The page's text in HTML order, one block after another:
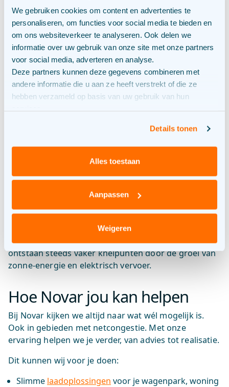
We gebruiken cookies om content en advertenties te
personaliseren, om functies voor social media te bieden en
om ons websiteverkeer te analyseren. Ook delen we
informatie over uw gebruik van onze site met onze partners
voor social media, adverteren en analyse.
Deze partners kunnen deze gegevens combineren met
andere informatie die u aan ze heeft verstrekt of die ze
hebben verzameld op basis van uw gebruik van hun
Details tonen
Alles toestaan
Aanpassen
Weigeren
Het landelijke
actieprogramma netcongestie
Om dit groeiende probleem aan te pakken is het
landelijk actieprogramma netcongestie opgesteld.
Dit is een samenwerking tussen overheid en
netbeheerders. In dit plan staan de belangrijkste
maatregelen:
verdeelstations en dikkere infrastructuur.
Slimme netwerken:Technologie wordt ingezet om
pieken en dalen beter te verdelen.
batterijen of waterstofsystemen om
terugleverpieken te vermijden.
Ook is er een aparte actieagenda netcongestie
laagspanningsnetten voor woonwijken en het mkb
(bron:Netbeheer Nederland). Want ook daar
ontstaan steeds vaker knelpunten door de groei van
zonne-energie en elektrisch vervoer.
Hoe Novar jou kan helpen
Bij Novar kijken we altijd naar wat wél mogelijk is.
Ook in gebieden met netcongestie. Met onze
ervaring helpen we je verder, van advies tot realisatie.
Dit kunnen wij voor je doen:
Slimme laadoplossingen voor je wagenpark, woning